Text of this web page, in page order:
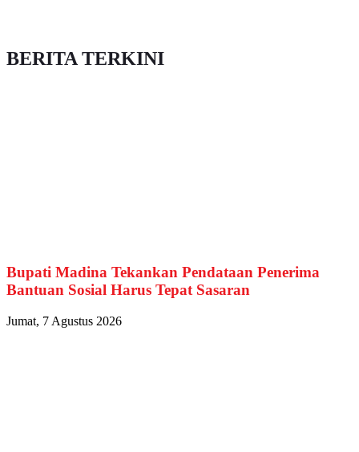
BERITA TERKINI
Bupati Madina Tekankan Pendataan Penerima
Bantuan Sosial Harus Tepat Sasaran
Jumat, 7 Agustus 2026